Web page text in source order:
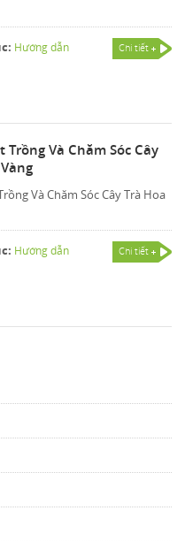
Hướng dẫn Chi tiết
Trồng Và Chăm Sóc Cây
Và Chăm Sóc Cây Trà Hoa
Hướng dẫn Chi tiết